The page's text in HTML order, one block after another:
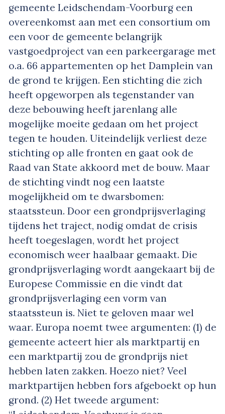
gemeente Leidschendam-Voorburg een
overeenkomst aan met een consortium om
een voor de gemeente belangrijk
vastgoedproject van een parkeergarage met
o.a. 66 appartementen op het Damplein van
de grond te krijgen. Een stichting die zich
heeft opgeworpen als tegenstander van
deze bebouwing heeft jarenlang alle
mogelijke moeite gedaan om het project
tegen te houden. Uiteindelijk verliest deze
stichting op alle fronten en gaat ook de
Raad van State akkoord met de bouw. Maar
de stichting vindt nog een laatste
mogelijkheid om te dwarsbomen:
staatssteun. Door een grondprijsverlaging
tijdens het traject, nodig omdat de crisis
heeft toegeslagen, wordt het project
economisch weer haalbaar gemaakt. Die
grondprijsverlaging wordt aangekaart bij de
Europese Commissie en die vindt dat
grondprijsverlaging een vorm van
staatssteun is. Niet te geloven maar wel
waar. Europa noemt twee argumenten: (1) de
gemeente acteert hier als marktpartij en
een marktpartij zou de grondprijs niet
hebben laten zakken. Hoezo niet? Veel
marktpartijen hebben fors afgeboekt op hun
grond. (2) Het tweede argument: